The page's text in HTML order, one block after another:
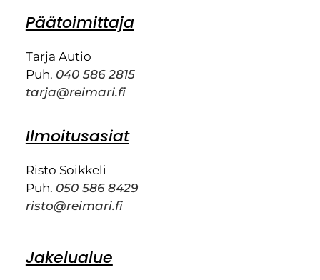
Päätoimittaja
Tarja Autio
Puh. 040 586 2815
tarja@reimari.fi
Ilmoitusasiat
Risto Soikkeli
Puh. 050 586 8429
risto@reimari.fi
Jakelualue